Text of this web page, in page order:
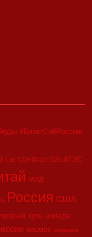
#ВизитСиВРоссию
CIIE COVID-19 G20 АТЭС
МИД
Россия США
путь азиада
космос медицина